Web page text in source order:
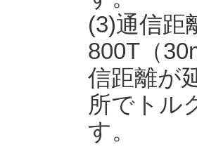
(3)通信距
800T（
信距離が
所でトル
す。